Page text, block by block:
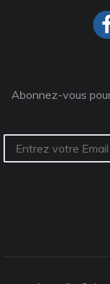
Abonnez-vous